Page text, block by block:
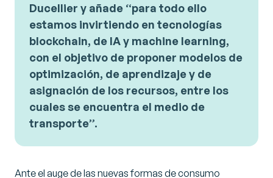
Ducellier y añade “para todo ello
estamos invirtiendo en tecnologías
blockchain, de IA y machine learning,
con el objetivo de proponer modelos de
optimización, de aprendizaje y de
asignación de los recursos, entre los
cuales se encuentra el medio de
transporte”.
Ante el auge de las nuevas formas de consumo